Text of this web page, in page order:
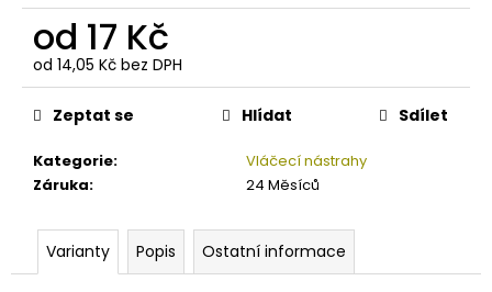
od 17 Kč
od 14,05 Kč bez DPH
Měrná
cena:
Kategorie:
Vláčecí nástrahy
Záruka: 24 Měsíců
Zeptat se Hlídat Sdílet
Varianty Popis Ostatní informace
r
u
č
u
m
e
DAM
EFFZETT